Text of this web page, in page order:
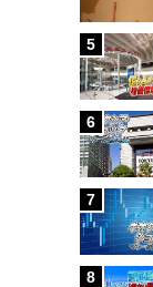
5
6
7
8